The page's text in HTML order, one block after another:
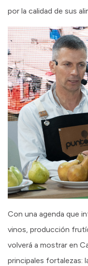
por la calidad de sus
Con una agenda que
vinos, producción
volverá a mostrar en
principales fortalezas: